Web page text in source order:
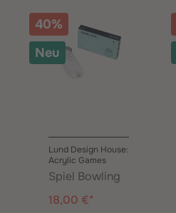
40%
Neu
Lund Design House:
Acrylic Games
Spiel Bowling
18,00 €*